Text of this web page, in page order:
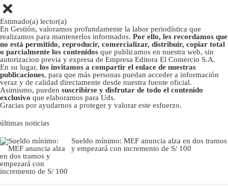
Estimado(a) lector(a)
En Gestión, valoramos profundamente la labor periodística que
realizamos para mantenerlos informados. Por ello, les recordamos que
no está permitido, reproducir, comercializar, distribuir, copiar total
o parcialmente los contenidos que publicamos en nuestra web, sin
autorizacion previa y expresa de Empresa Editora El Comercio S.A.
En su lugar, los invitamos a compartir el enlace de nuestras
publicaciones, para que más personas puedan acceder a información
veraz y de calidad directamente desde nuestra fuente oficial.
Asimismo, pueden suscribirse y disfrutar de todo el contenido
exclusivo que elaboramos para Uds.
Gracias por ayudarnos a proteger y valorar este esfuerzo.
últimas noticias
Sueldo mínimo: MEF anuncia alza en dos tramos
y empezará con incremento de S/ 100